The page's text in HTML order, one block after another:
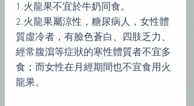
1.火龍果不宜於牛奶同食。
2.火龍果屬涼性，糖尿病人，女性體
質虛冷者，有臉色蒼白、四肢乏力、
經常腹瀉等症狀的寒性體質者不宜多
食；而女性在月經期間也不宜食用火
龍果。